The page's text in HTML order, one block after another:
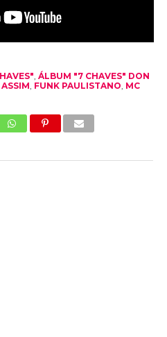
, ÁLBUM "7 CHAVES" DON
ASSIM, FUNK PAULISTANO, MC